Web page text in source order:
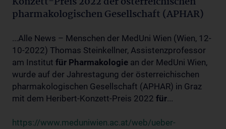
pharmakologischen Gesellschaft (APHAR)
...Alle News – Menschen der MedUni Wien (Wien, 12-
10-2022) Thomas Steinkellner, Assistenzprofessor
am Institut für Pharmakologie an der MedUni Wien,
wurde auf der Jahrestagung der österreichischen
pharmakologischen Gesellschaft (APHAR) in Graz
mit dem Heribert-Konzett-Preis 2022 für...
https://www.meduniwien.ac.at/web/ueber-